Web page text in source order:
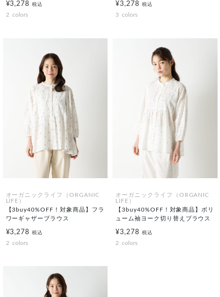
¥3,278税込
2 colors
¥3,278 税込
3 colors
オーガニックライフ（ORGANIC
LIFE）
【3buy40%OFF！対象商品】フラ
ワーギャザーブラウス
¥3,278税込
2 colors
オーガニックライフ（ORGANIC
LIFE）
【3buy40%OFF！対象商品】ボリ
ューム袖ヨーク切り替えブラウス
¥3,278 税込
2 colors